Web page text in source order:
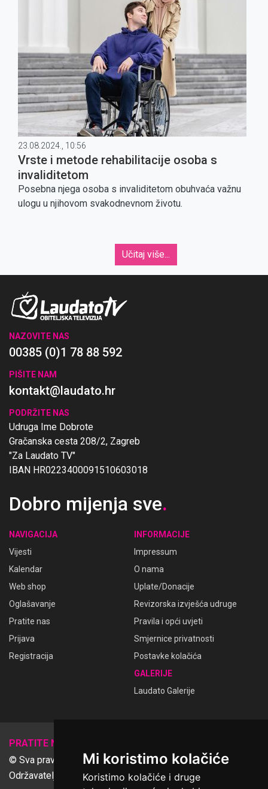
Mi koristimo kolačiće
Koristimo kolačiće i druge
23.08.2024., 10:56
Vrste i metode rehabilitacije osoba s
invaliditetom
Posebna njega osoba s invaliditetom obuhvaća važnu
ulogu u njihovom svakodnevnom životu.
Učitaj više...
NAZOVITE NAS
00385 (0)1 78 88 592
PIŠITE NAM
kontakt@laudato.hr
PODRŽITE NAS
Udruga Ime Dobrote
Gračanska cesta 208/2, Zagreb
"Za Laudato TV"
IBAN HR0223400091510603018
Dobro mijenja sve.
NAVIGACIJA
Vijesti
Kalendar
Web shop
Oglašavanje
Pratite nas
Prijava
Registracija
INFORMACIJE
Impressum
O nama
Uplate/Donacije
Revizorska izvješća udruge
Pravila i opći uvjeti
Smjernice privatnosti
Postavke kolačića
GALERIJE
Laudato Galerije
PRATITE NAS
© Sva prava pridržana Udruga Ime dobrote
Održavatelj Netcom d.o.o., Riva 6, Rijeka